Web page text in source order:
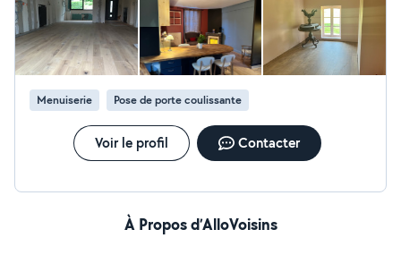
Menuiserie Pose de porte coulissante
Voir le profil Contacter
À Propos d’AlloVoisins